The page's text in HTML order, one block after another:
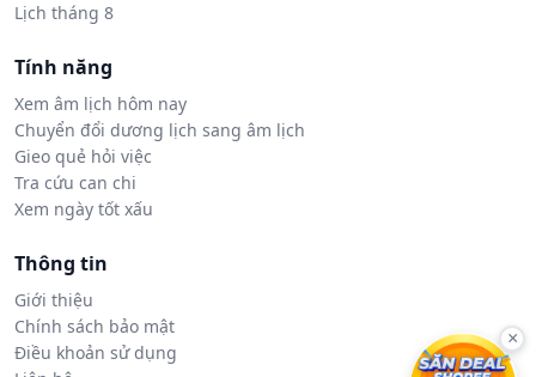
Lịch tháng 8
Tính năng
Xem âm lịch hôm nay
Chuyển đổi dương lịch sang âm lịch
Gieo quẻ hỏi việc
Tra cứu can chi
Xem ngày tốt xấu
Thông tin
Giới thiệu
Chính sách bảo mật
Điều khoản sử dụng
×